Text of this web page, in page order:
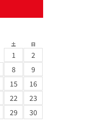
土 日
1
2
8
9
15
16
22
23
29
30